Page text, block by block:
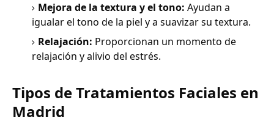
Mejora de la textura y el tono: Ayudan a
igualar el tono de la piel y a suavizar su textura.
Relajación: Proporcionan un momento de
relajación y alivio del estrés.
Tipos de Tratamientos Faciales en
Madrid